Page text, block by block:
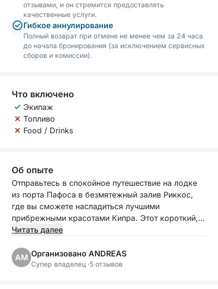
отзывами, и он стремится предоставлять
качественные услуги.
Гибкое аннулирование
Полный возврат при отмене не менее чем за 24 часа
до начала бронирования (за исключением сервисных
сборов и комиссии).
Что включено
Экипаж
Топливо
Food / Drinks
Об опыте
Отправьтесь в спокойное путешествие на лодке
из порта Пафоса в безмятежный залив Риккос,
где вы сможете насладиться лучшими
прибрежными красотами Кипра. Этот короткий,
но расслабляющий круиз предлагает простой
живописными скалами и нежным морским
бризом, которые делают этот регион таким
Читать далее
AM Организовано ANDREAS
Супер владелец ·5 отзывов